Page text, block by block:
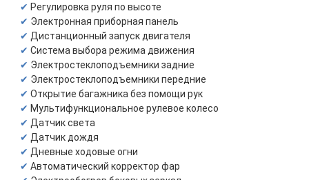
Регулировка руля по высоте
Электронная приборная панель
Дистанционный запуск двигателя
Система выбора режима движения
Электростеклоподъемники задние
Электростеклоподъемники передние
Открытие багажника без помощи рук
Мультифункциональное рулевое колесо
Датчик света
Датчик дождя
Дневные ходовые огни
Автоматический корректор фар